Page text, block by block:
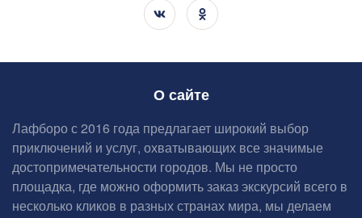
О сайте
Лафборо с 2016 года предлагает широкий выбор
приключений и услуг, охватывающих все значимые
достопримечательности городов. Мы не просто
площадка, где можно оформить заказ экскурсий всего в
несколько кликов в разных странах мира, мы делаем